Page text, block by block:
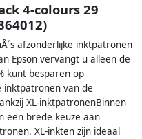
4-colours 29
afzonderlijke inktpatronen
Epson vervangt u alleen de
kunt besparen op
van de
XL-inktpatronenBinnen
een brede keuze aan
XL-inkten zijn ideaal